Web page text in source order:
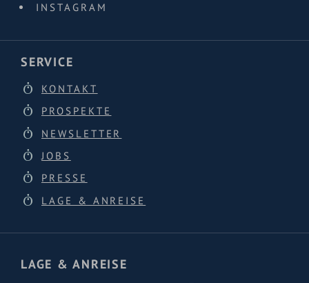
INSTAGRAM
SERVICE
KONTAKT
PROSPEKTE
NEWSLETTER
JOBS
PRESSE
LAGE & ANREISE
LAGE & ANREISE